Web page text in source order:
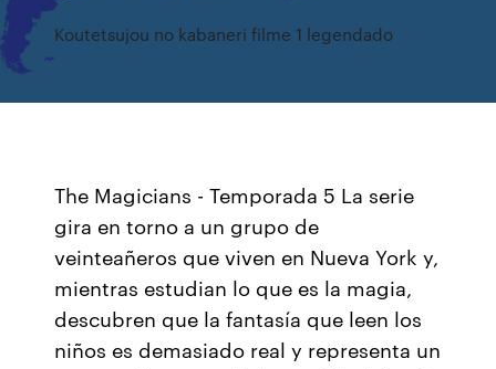
Koutetsujou no kabaneri filme 1 legendado
The Magicians - Temporada 5 La serie
gira en torno a un grupo de
veinteañeros que viven en Nueva York y,
mientras estudian lo que es la magia,
descubren que la fantasía que leen los
niños es demasiado real y representa un